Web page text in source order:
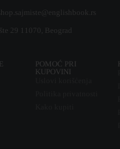
29 11070, Beograd
POMOĆ PRI
KUPOVINI